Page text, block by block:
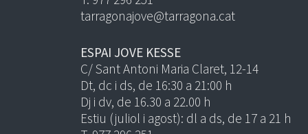
tarragonajove@tarragona.cat
ESPAI JOVE KESSE
C/ Sant Antoni Maria Claret, 12-14
Dt, dc i ds, de 16:30 a 21:00 h
Dj i dv, de 16.30 a 22.00 h
Estiu (juliol i agost): dl a ds, de 17 a 21 h